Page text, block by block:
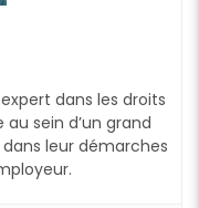
dans les droits
sein d’un grand
leur démarches